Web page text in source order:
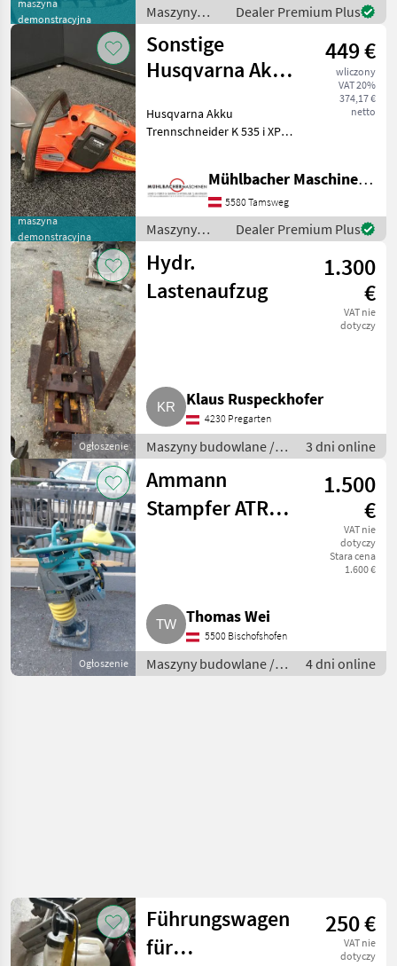
maszyna
demonstracyjna
Maszyny
budowlane /
Husqvarna
Dealer Premium Plus
maszyna
demonstracyjna
Sonstige
Husqvarna Akku
K535iXP
449 €
wliczony
VAT 20%
374,17 €
netto
Husqvarna Akku
Trennschneider K 535 i XP
Neugarantie - exzellente
Ausgabeleistung bei
leichteren Betonarbeiten -
er
Mühlbacher Maschinen GmbH
5580 Tamsweg
Maszyny
budowlane /
Sonstige
Dealer Premium Plus
Ogłoszenie
Hydr.
Lastenaufzug
1.300
€
VAT nie
dotyczy
Klaus Ruspeckhofer
4230 Pregarten
Maszyny budowlane /
Drobny sprzęt
3 dni online
Ogłoszenie
Ammann
Stampfer ATR
1.500
€
VAT nie
dotyczy
Stara cena
1.600 €
Thomas Wei
5500 Bischofshofen
Maszyny budowlane /
Drobny sprzęt
4 dni online
Führungswagen
für
250 €
VAT nie
dotyczy